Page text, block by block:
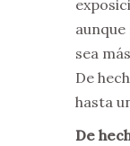
aunque
sea
De
hasta
De